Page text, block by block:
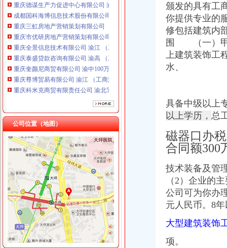
成都国科海博信息技术股份有限公司重庆分公司 渝江 （工商注册）
重庆三虹房地产营销策划有限公司
重庆市优研房地产营销策划有限公司
重庆全景信息技术有限公司 渝江 （工商注册）
重庆泰盛贷款咨询有限公司 渝高 （工商注册）
重庆奎颜尼商贸有限公司 渝中100万 （工商注册）
重庆尊博贸易有限公司 渝江 （工商注册）
重庆科米克商贸有限责任公司 渝北50万 （工商注册）
重庆瑾崇进出口贸易有限公司 渝中100万 （进出口权）
重庆斯帕索商贸有限公司 渝中500万 （进出口权）
重庆德谋生产力促进中心有限公司 渝大10万 （工商注册）
成都国科海博信息技术股份有限公司重庆分公司 渝江 （工商注册）
公司位置（地图）
石井坡
重庆市沙坪坝区石井坡街道中心湾社区居委会
重庆沙坪坝石井坡化妆学校排名重庆新时代学校S新闻头条-齐齐哈尔
重庆沙坪坝石井坡哪些化妆学校比较好重庆新时代学校F新闻头条-鞍
重庆石井坡写字楼出租_重庆石井坡写字楼出售_渝房网
好的！！！！！！【石井坡小学吧】_百度贴吧
曾家办税务登记证
颁发的具有工
你提供专业
修包括建筑内
围 （一）甲
上建筑装饰工
水、
具备中级以上
以上学历， 总
磁器口办
合同额300
技术装备及
（2）企业的
公司可为你办
元人民币。8
大型建筑装饰
项。